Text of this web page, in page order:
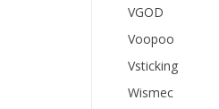
VGOD
Voopoo
Vsticking
Wismec